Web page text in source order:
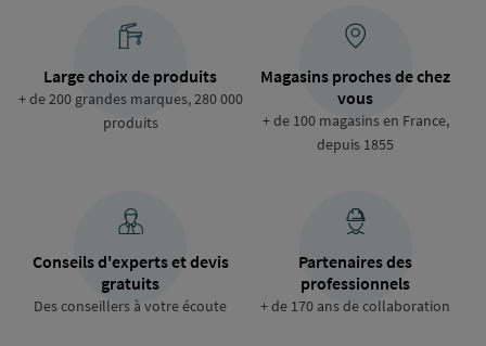
Large choix de produits
+ de 200 grandes marques, 280 000
produits
Magasins proches de chez
vous
+ de 100 magasins en France,
depuis 1855
Conseils d'experts et devis
gratuits
Des conseillers à votre écoute
Partenaires des
professionnels
+ de 170 ans de collaboration